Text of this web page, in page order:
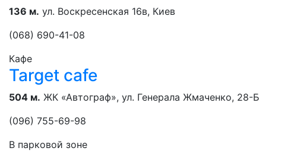
136 м. ул. Воскресенская 16в, Киев
(068) 690-41-08
Кафе
Target cafe
504 м. ЖК «Автограф», ул. Генерала Жмаченко, 28-Б
(096) 755-69-98
В парковой зоне